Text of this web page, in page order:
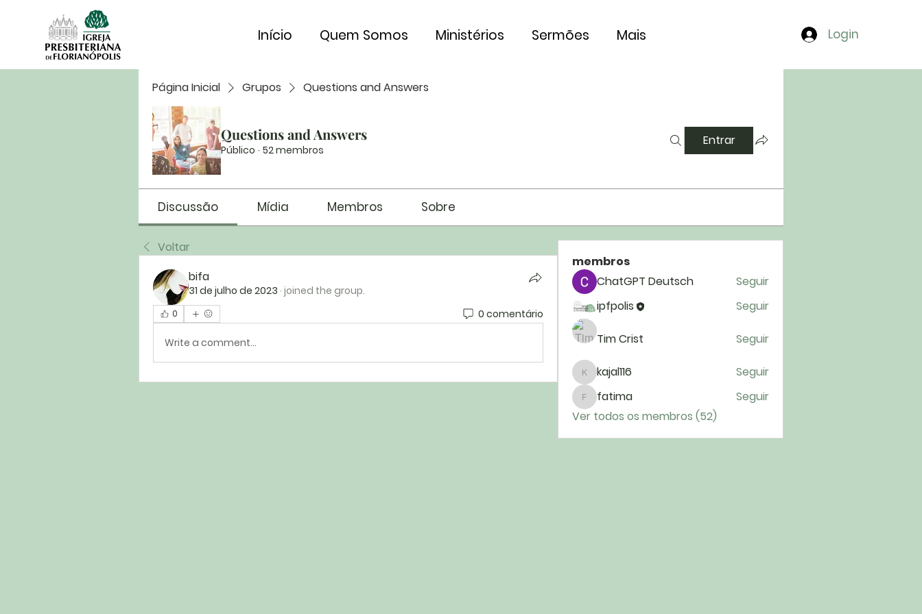
Início Quem Somos Ministérios Sermões Mais Login
Página Inicial Grupos Questions and Answers
Questions and Answers
Público · 52 membros
Entrar
Discussão Mídia Membros Sobre
Voltar
bifa
31 de julho de 2023 · joined the group.
0 0 comentário
Write a comment...
membros
ChatGPT Deutsch
Seguir
ipfpolis
Seguir
Tim Crist Seguir
kajal116
kajal116 Seguir
fatima
fatima
Seguir
Ver todos os membros (52)